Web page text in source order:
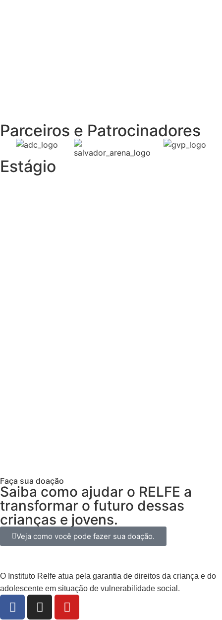
Parceiros e Patrocinadores
Estágio
Faça sua doação
Saiba como ajudar o RELFE a
transformar o futuro dessas
crianças e jovens.
Veja como você pode fazer sua doação.
O Instituto Relfe atua pela garantia de direitos da criança e do
adolescente em situação de vulnerabilidade social.